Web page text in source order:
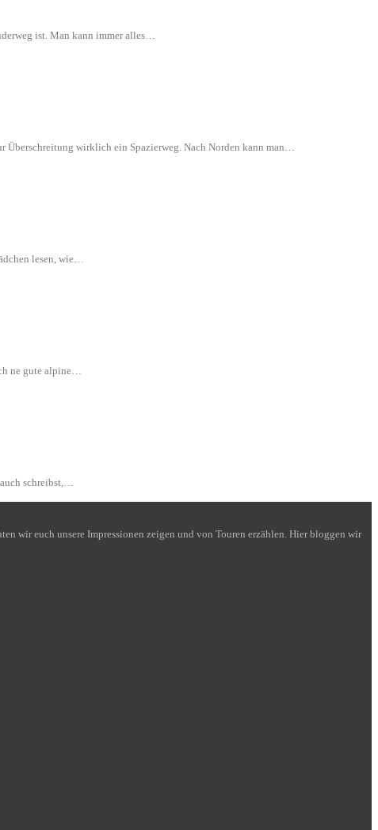
ist. Man kann immer alles…
Überschreitung wirklich ein Spazierweg. Nach Norden kann man…
lesen, wie…
ne gute alpine…
schreibst,…
wir euch unsere Impressionen zeigen und von Touren erzählen. Hier bloggen wir